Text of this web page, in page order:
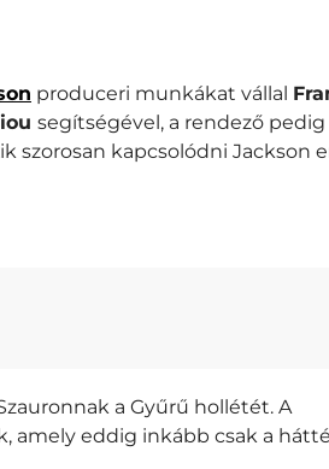
produceri munkákat vállal
segítségével, a rendező pedig
szorosan kapcsolódni Jackson
a Gyűrű hollétét. A
amely eddig inkább csak a